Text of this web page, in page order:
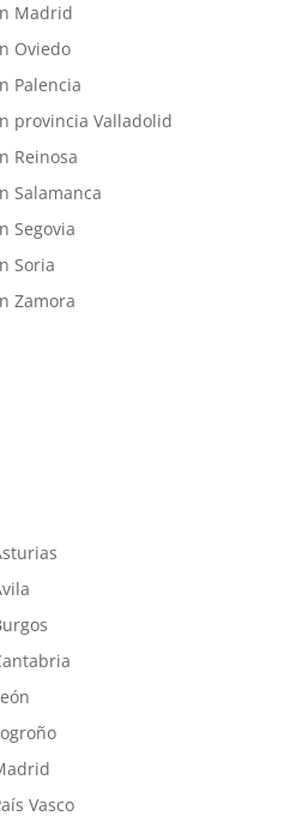
Madrid
Oviedo
Palencia
provincia Valladolid
Reinosa
Salamanca
Segovia
Soria
Zamora
Vasco